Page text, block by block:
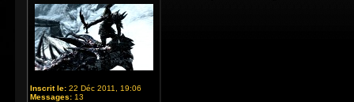
Inscrit le: 22 Déc 2011, 19:06
Messages: 13